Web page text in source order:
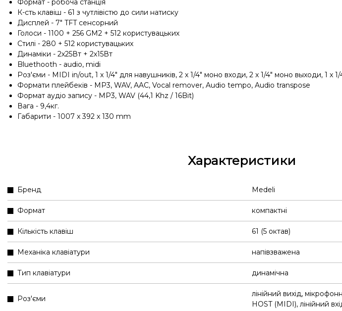
Формат - робоча станція
К-сть клавіш - 61 з чутлівістю до сили натиску
Дисплей - 7" TFT сенсорний
Голоси - 1100 + 256 GM2 + 512 користувацьких
Стилі - 280 + 512 користувацьких
Динаміки - 2х25Вт + 2х15Вт
Bluethooth - audio, midi
Роз'єми - MIDI in/out, 1 x 1/4" для навушників, 2 x 1/4" моно входи, 2 x 1/4" моно выходи, 1 x
Формати плейбеків - MP3, WAV, AAC, Vocal remover, Audio tempo, Audio transpose
Формат аудіо запису - MP3, WAV (44,1 Khz / 16Bit)
Вага - 9,4кг.
Габарити - 1007 x 392 x 130 mm
Характеристики
Бренд Medeli
Формат компактні
Кількість клавіш 61 (5 октав)
Механіка клавіатури напівзважена
Тип клавіатури динамічна
Роз'єми
лінійний вихід,
HOST (MIDI), лінійний